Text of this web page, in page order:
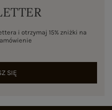
i otrzymaj 15% zniżki na
SIĘ